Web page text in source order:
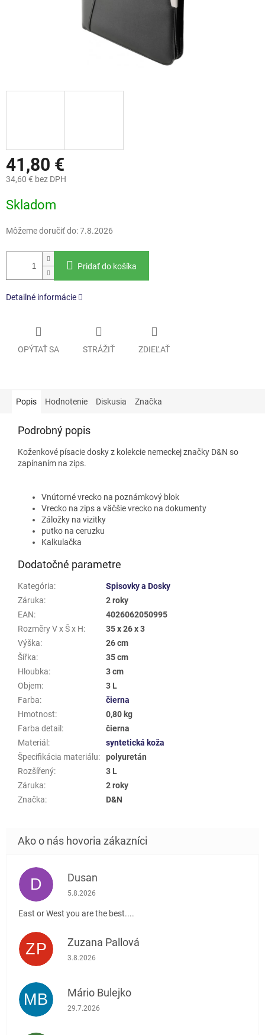
41,80 €
34,60 € bez DPH
cena:
Skladom
Môžeme doručiť do:7.8.2026
Pridať do košíka
Detailné informácie
OPÝTAŤ SA STRÁŽIŤ ZDIEĽAŤ
Popis Hodnotenie Diskusia Značka
Podrobný popis
Koženkové písacie dosky z kolekcie nemeckej značky D&N so
zapínaním na zips.
Vnútorné vrecko na poznámkový blok
Vrecko na zips a väčšie vrecko na dokumenty
Záložky na vizitky
putko na ceruzku
Kalkulačka
Dodatočné parametre
Kategória:
Spisovky a Dosky
Záruka:
2 roky
EAN:
4026062050995
Rozměry V x Š x H:
35 x 26 x 3
Výška:
26 cm
Šířka:
35 cm
Hloubka:
3 cm
Objem:
3 L
Farba:
čierna
Hmotnost:
0,80 kg
Farba detail :
čierna
Materiál :
syntetická koža
Špecifikácia materiálu:
polyuretán
Rozšířený:
3 L
Záruka:
2 roky
Značka: D&N
D Dusan
Hodnotenie obchodu je 5 z 5 hviezdičiek.
5.8.2026
East or West you are the best....
ZP Zuzana Pallová
Hodnotenie obchodu je 5 z 5 hviezdičiek.
3.8.2026
MB Mário Bulejko
Hodnotenie obchodu je 5 z 5 hviezdičiek.
29.7.2026